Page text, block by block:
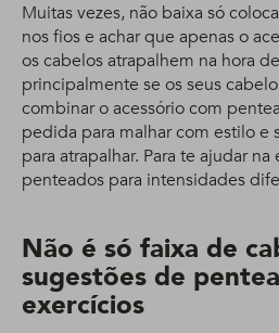
Muitas vezes, não baixa só
nos fios e achar que apenas o
os cabelos atrapalhem na hora
principalmente se os seus
combinar o acessório com
pedida para malhar com estilo e
para atrapalhar. Para te ajudar
penteados para intensidades
Não é só faixa de
sugestões de
exercícios